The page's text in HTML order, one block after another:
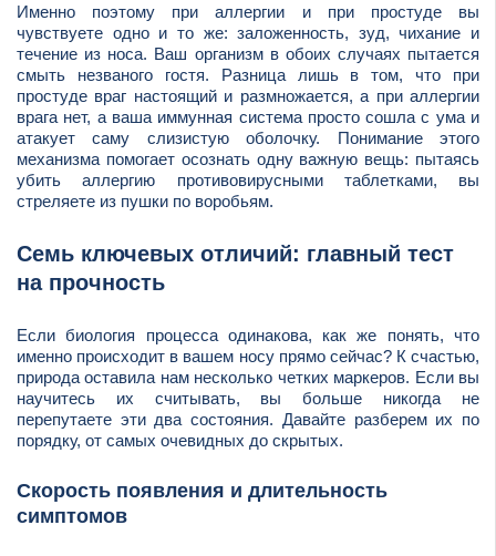
Именно поэтому при аллергии и при простуде вы
чувствуете одно и то же: заложенность, зуд, чихание и
течение из носа. Ваш организм в обоих случаях пытается
смыть незваного гостя. Разница лишь в том, что при
простуде враг настоящий и размножается, а при аллергии
врага нет, а ваша иммунная система просто сошла с ума и
атакует саму слизистую оболочку. Понимание этого
механизма помогает осознать одну важную вещь: пытаясь
убить аллергию противовирусными таблетками, вы
стреляете из пушки по воробьям.
Семь ключевых отличий: главный тест
на прочность
Если биология процесса одинакова, как же понять, что
именно происходит в вашем носу прямо сейчас? К счастью,
природа оставила нам несколько четких маркеров. Если вы
научитесь их считывать, вы больше никогда не
перепутаете эти два состояния. Давайте разберем их по
порядку, от самых очевидных до скрытых.
Скорость появления и длительность
симптомов